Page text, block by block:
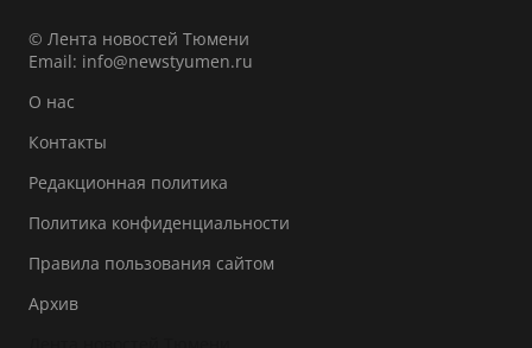
© Лента новостей Тюмени
Email: info@newstyumen.ru
О нас
Контакты
Редакционная политика
Политика конфиденциальности
Правила пользования сайтом
Архив